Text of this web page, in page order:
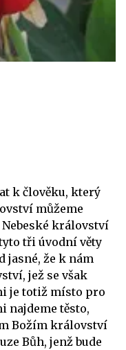
k člověku, který
můžeme
království
tři úvodní věty
jasné, že k nám
jež se však
je totiž místo pro
najdeme těsto,
Božím království
Bůh, jenž bude